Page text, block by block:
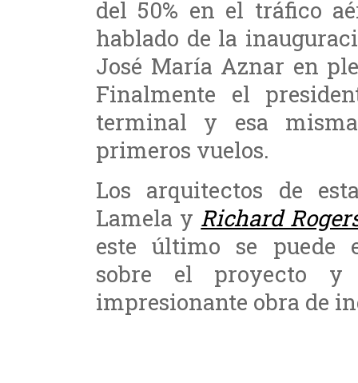
del 50% en el tráfico
hablado de la
José María Aznar en
Finalmente el
terminal y esa
primeros vuelos.
Los arquitectos de
Lamela y Richard
este último se puede
sobre el proyecto y
impresionante obra de